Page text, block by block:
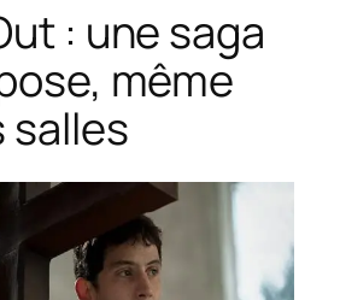
: une saga
même
salles